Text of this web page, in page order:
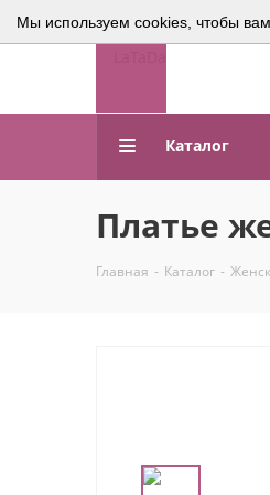
Мы используем cookies, чтобы
Каталог
Платье
Главная - Каталог -